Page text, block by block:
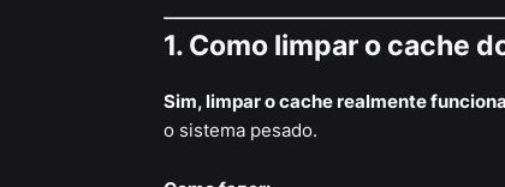
1. Como limpar o cache
Sim, limpar o cache realmente
o sistema pesado.